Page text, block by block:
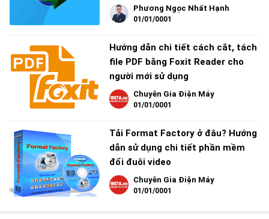
Phương Ngọc Nhất Hạnh
01/01/0001
Hướng dẫn chi tiết cách cắt, tách
file PDF bằng Foxit Reader cho
người mới sử dụng
Chuyên Gia Điện Máy
01/01/0001
Tải Format Factory ở đâu? Hướng
dẫn sử dụng chi tiết phần mềm
đổi đuôi video
Chuyên Gia Điện Máy
01/01/0001